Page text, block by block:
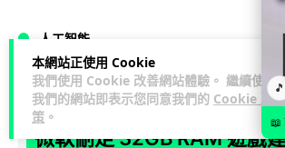
本網站正使用 Cookie
我們使用 Cookie 改善網站體驗。 繼續使用
我們的網站即表示您同意我們的 Cookie 政
策 。
人工智能
Lawton 2 日
微軟刪走 32GB RAM 遊戲
🎵
📖